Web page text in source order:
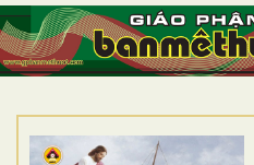
TRANG NHẤT
GIỚI THIỆU
DÒNG TU